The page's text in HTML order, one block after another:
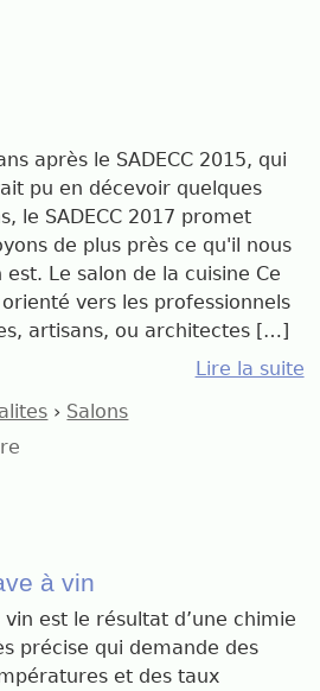
après le SADECC 2015, qui
pu en décevoir quelques
le SADECC 2017 promet
de plus près ce qu'il nous
Le salon de la cuisine Ce
vers les professionnels
artisans, ou architectes […]
Lire la suite
› Salons
à vin
vin est le résultat d’une chimie
précise qui demande des
et des taux